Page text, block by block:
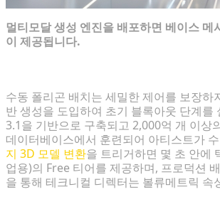
멀티모달 생성 엔진을 배포하면 베이스
이 제공됩니다.
수동 폴리곤 배치는 세밀한 제어를 보장
반 생성을 도입하여 초기 블록아웃 단계
3.1을 기반으로 구축되고 2,000억 개 이상
데이터베이스에서 훈련되어 아티스트가
지 3D 모델 변환을 트리거하면 몇 초 안에
업용)의 Free 티어를 제공하며, 프로덕션
을 통해 테크니컬 디렉터는 볼류메트릭 속